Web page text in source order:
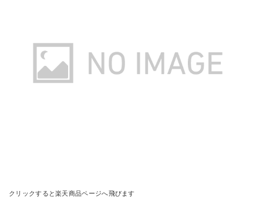
クリックすると楽天商品ページへ飛びます